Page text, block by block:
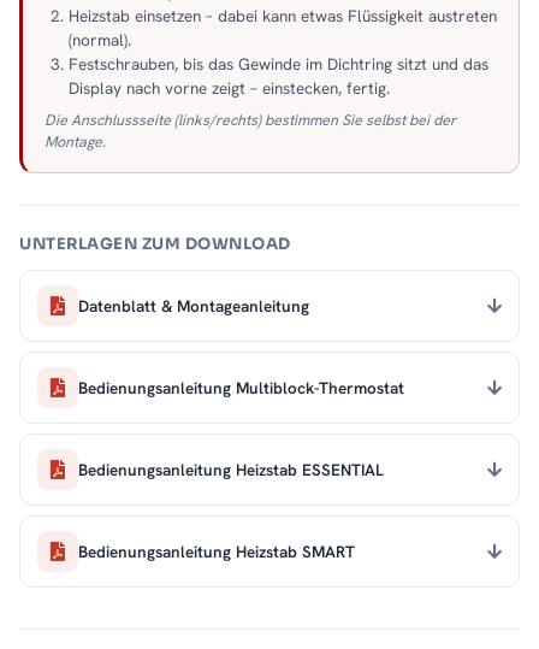
Heizstab einsetzen – dabei kann etwas Flüssigkeit austreten
(normal).
Festschrauben, bis das Gewinde im Dichtring sitzt und das
Display nach vorne zeigt – einstecken, fertig.
Die Anschlussseite (links/rechts) bestimmen Sie selbst bei der
Montage.
UNTERLAGEN ZUM DOWNLOAD
Datenblatt & Montageanleitung
Bedienungsanleitung Multiblock-Thermostat
Bedienungsanleitung Heizstab ESSENTIAL
Bedienungsanleitung Heizstab SMART